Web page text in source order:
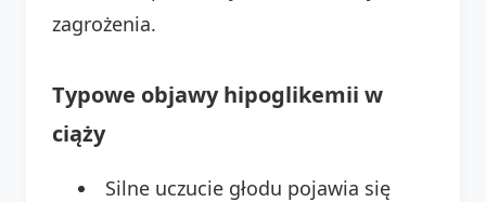
zagrożenia.
Typowe objawy hipoglikemii w
ciąży
Silne uczucie głodu pojawia się